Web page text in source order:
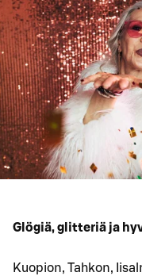
Glögiä, glitteriä ja
Kuopion, Tahkon,